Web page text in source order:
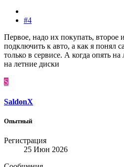
#4
Первое, надо их покупать, второе
подключить к авто, а как я понял
только в сервисе. А когда опять
на летние диски
S
SaldonX
Опытный
Регистрация
25 Июн 2026